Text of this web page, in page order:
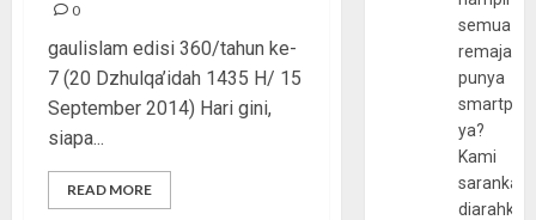
0
gaulislam edisi 360/tahun ke-
7 (20 Dzhulqa’idah 1435 H/ 15
September 2014) Hari gini,
siapa...
READ MORE
semua
remaja
punya
ya?
Kami
sarankan,
diarahkan